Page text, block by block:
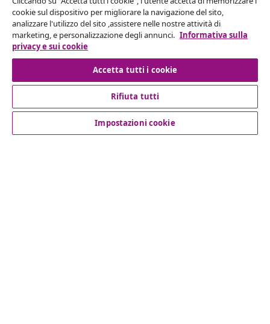
Recesso dal contratto
Invia una richiesta di recesso per il tuo ordine.
Recesso dal contratto
Servizio clienti
cookie sul dispositivo per migliorare la navigazione del sito,
analizzare l'utilizzo del sito ,assistere nelle nostre attività di
marketing, e personalizzazione degli annunci. Informativa sulla
privacy e sui cookie
Accetta tutti i cookie
Rifiuta tutti
Impostazioni cookie